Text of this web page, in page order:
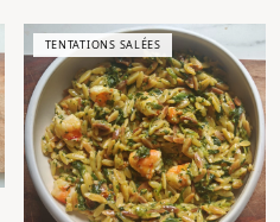
TENTATIONS SALÉES